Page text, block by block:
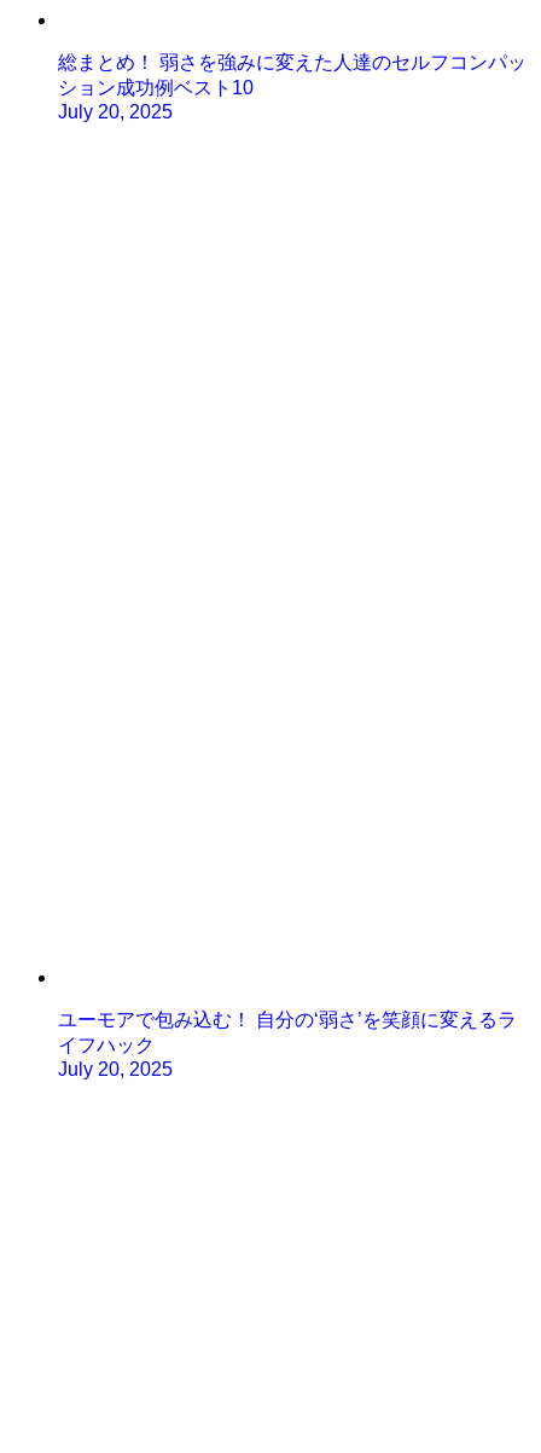
総まとめ！ 弱さを強みに変えた人達のセルフコンパッ
ション成功例ベスト10
July 20, 2025
ユーモアで包み込む！ 自分の‘弱さ’を笑顔に変えるラ
イフハック
July 20, 2025